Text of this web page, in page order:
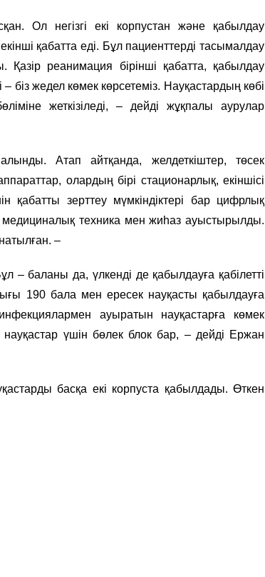
Ол негізгі екі корпустан және қабылдау
қабатта еді. Бұл пациенттерді тасымалдау
реанимация бірінші қабатта, қабылдау
біз жедел көмек көрсетеміз. Науқастардың көбі
жеткізіледі, – дейді жұқпалы аурулар
Атап айтқанда, желдеткіштер, төсек
олардың бірі стационарлық, екіншісі
қабатты зерттеу мүмкіндіктері бар цифрлық
техника мен жиһаз ауыстырылды.
–
– баланы да, үлкенді де қабылдауға қабілетті
190 бала мен ересек науқасты қабылдауға
ауыратын науқастарға көмек
үшін бөлек блок бар, – дейді Ержан
басқа екі корпуста қабылдады. Өткен